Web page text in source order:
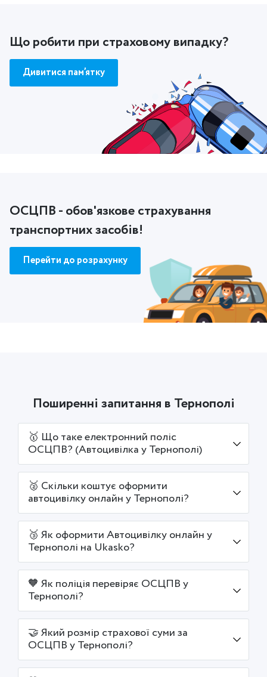
Що робити при страховому випадку?
Дивитися пам’ятку
ОСЦПВ - обов'язкове страхування
транспортних засобів!
Перейти до розрахунку
Поширенні запитання в Тернополі
🥇 Що таке електронний поліс
ОСЦПВ? (Автоцивілка у Тернополі)
🥈 Скільки коштує оформити
автоцивілку онлайн у Тернополі?
🥉 Як оформити Автоцивілку онлайн у
Тернополі на Ukasko?
🧡 Як поліція перевіряє ОСЦПВ у
Тернополі?
🤝 Який розмір страхової суми за
ОСЦПВ у Тернополі?